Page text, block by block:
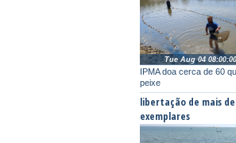
IPMA doa cerca de 60
peixe
Tue Aug 04
libertação de mais de
exemplares